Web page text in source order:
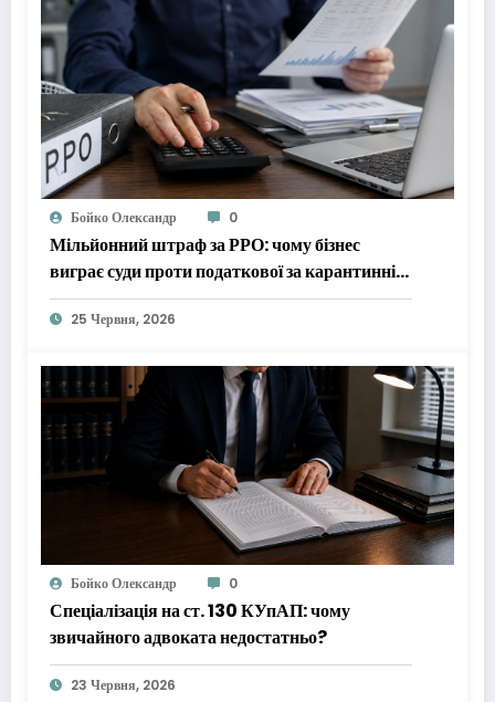
Бойко Олександр 0
Мільйонний штраф за РРО: чому бізнес
виграє суди проти податкової за карантинні
періоди
25 Червня, 2026
Бойко Олександр 0
Спеціалізація на ст. 130 КУпАП: чому
звичайного адвоката недостатньо?
23 Червня, 2026